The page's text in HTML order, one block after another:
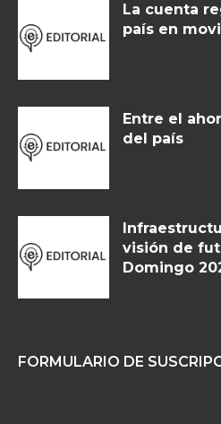
La cuenta
país en
Entre el
del país
visión de
Domingo
FORMULARIO DE